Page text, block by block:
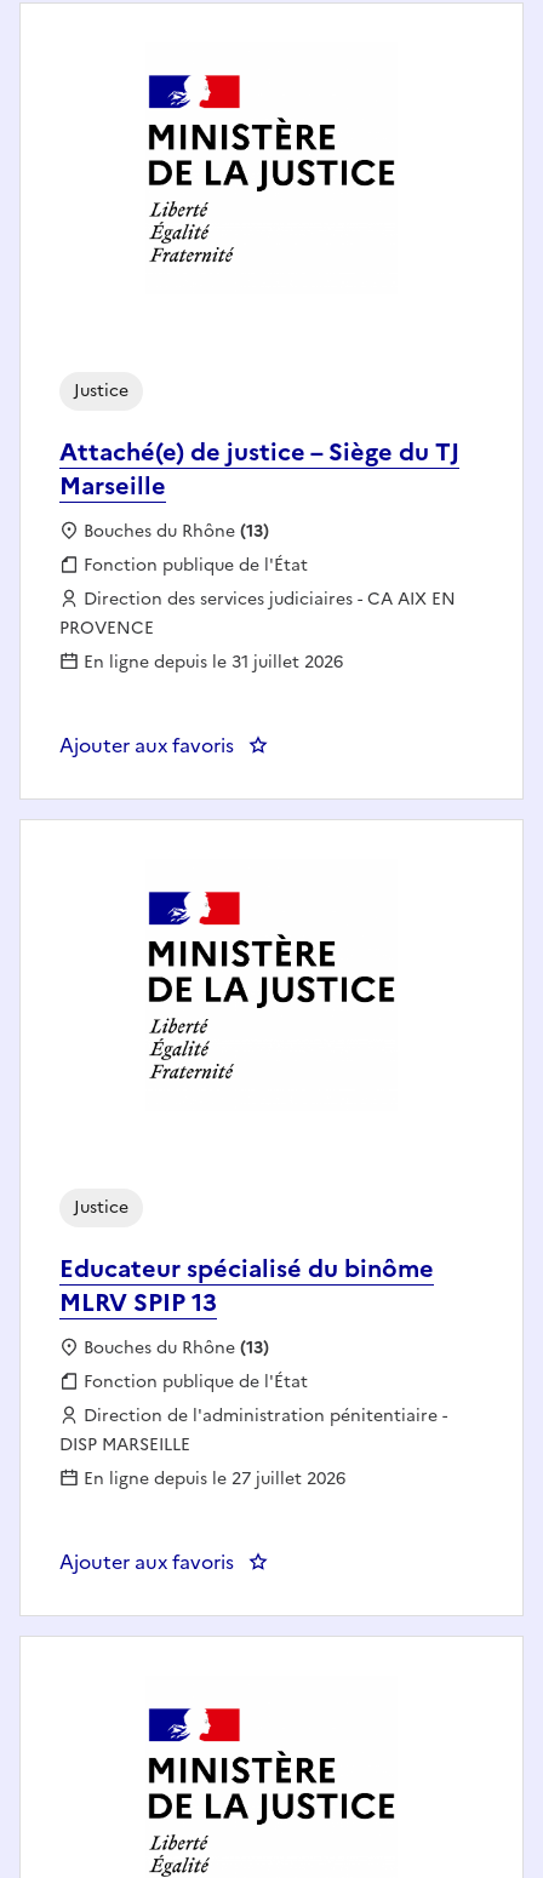
Attaché(e) de justice – Siège du TJ
Marseille
Justice
Localisation :
Bouches du Rhône(13)
Fonction publique :
Fonction publique de l'État
Employeur :
Direction des services judiciaires - CA AIX EN
PROVENCE
En ligne depuis le 31 juillet 2026
Ajouter aux favoris : Attaché(e) de justice – Siège
Educateur spécialisé du binôme
MLRV SPIP 13
Justice
Localisation :
Bouches du Rhône(13)
Fonction publique :
Fonction publique de l'État
Employeur :
Direction de l'administration pénitentiaire -
DISP MARSEILLE
En ligne depuis le 27 juillet 2026
Ajouter aux favoris : Educateur spécialisé du